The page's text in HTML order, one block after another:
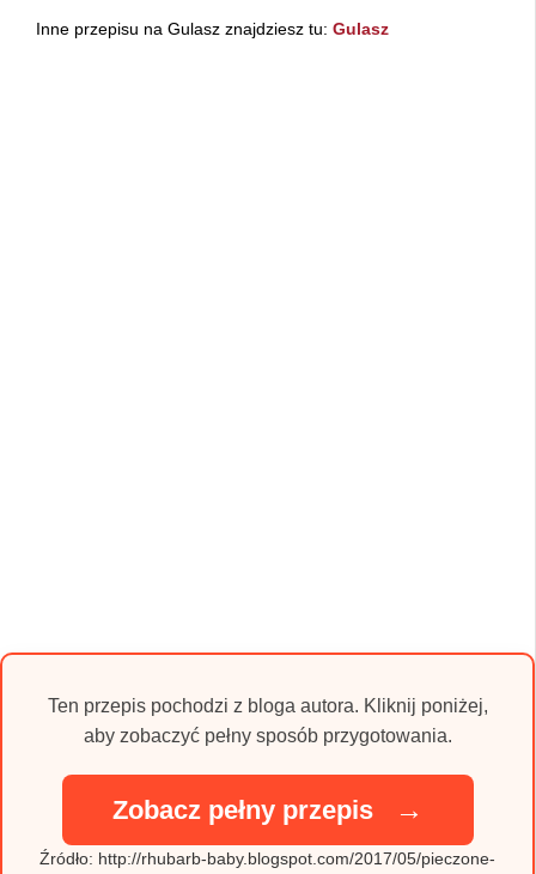
Inne przepisu na Gulasz znajdziesz tu: Gulasz
Ten przepis pochodzi z bloga autora. Kliknij poniżej,
aby zobaczyć pełny sposób przygotowania.
Zobacz pełny przepis →
Źródło: http://rhubarb-baby.blogspot.com/2017/05/pieczone-